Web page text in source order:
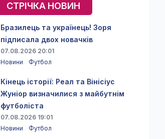
СТРІЧКА НОВИН
Бразилець та українець! Зоря
підписала двох новачків
07.08.2026 20:01
Новини
Футбол
Кінець історії: Реал та Вінісіус
Жуніор визначилися з майбутнім
футболіста
07.08.2026 19:01
Новини
Футбол